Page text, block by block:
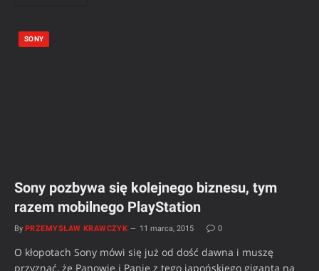
SONY
Sony pozbywa się kolejnego biznesu, tym
razem mobilnego PlayStation
By PRZEMYSŁAW KRAWCZYK 11 marca, 2015 0
O kłopotach Sony mówi się już od dość dawna i muszę
przyznać, że Panowie i Panie z tego japońskiego giganta na